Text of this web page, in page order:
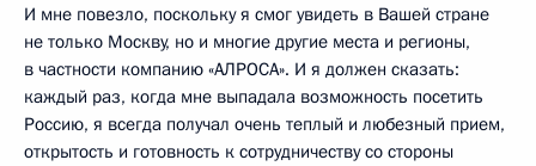
И мне повезло, поскольку я смог увидеть в Вашей стране
не только Москву, но и многие другие места и регионы,
в частности компанию «АЛРОСА». И я должен сказать:
каждый раз, когда мне выпадала возможность посетить
Россию, я всегда получал очень теплый и любезный прием,
открытость и готовность к сотрудничеству со стороны